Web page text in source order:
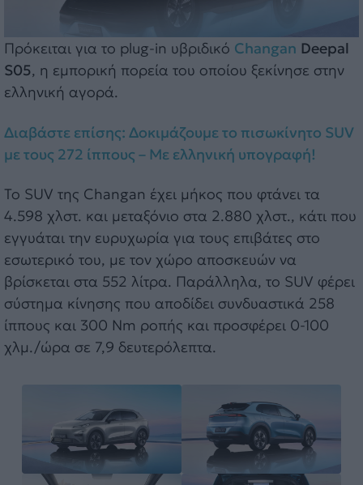
Πρόκειται για το plug-in υβριδικό Changan Deepal
S05, η εμπορική πορεία του οποίου ξεκίνησε στην
ελληνική αγορά.
Διαβάστε επίσης: Δοκιμάζουμε το πισωκίνητο SUV
με τους 272 ίππους – Με ελληνική υπογραφή!
Το SUV της Changan έχει μήκος που φτάνει τα
4.598 χλστ. και μεταξόνιο στα 2.880 χλστ., κάτι που
εγγυάται την ευρυχωρία για τους επιβάτες στο
εσωτερικό του, με τον χώρο αποσκευών να
βρίσκεται στα 552 λίτρα. Παράλληλα, το SUV φέρει
σύστημα κίνησης που αποδίδει συνδυαστικά 258
ίππους και 300 Nm ροπής και προσφέρει 0-100
χλμ./ώρα σε 7,9 δευτερόλεπτα.